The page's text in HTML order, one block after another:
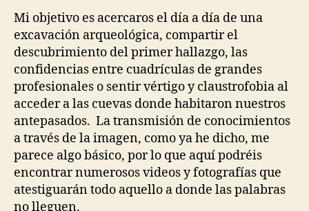
Mi objetivo es acercaros el día a día de una
excavación arqueológica, compartir el
descubrimiento del primer hallazgo, las
confidencias entre cuadrículas de grandes
profesionales o sentir vértigo y claustrofobia al
acceder a las cuevas donde habitaron nuestros
antepasados. La transmisión de conocimientos
a través de la imagen, como ya he dicho, me
parece algo básico, por lo que aquí podréis
encontrar numerosos videos y fotografías que
atestiguarán todo aquello a donde las palabras
no lleguen.